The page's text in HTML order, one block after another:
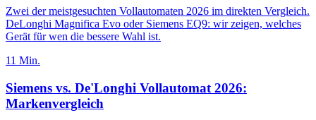
Zwei der meistgesuchten Vollautomaten 2026 im direkten Vergleich.
DeLonghi Magnifica Evo oder Siemens EQ9: wir zeigen, welches
Gerät für wen die bessere Wahl ist.
11 Min.
Siemens vs. De'Longhi Vollautomat 2026:
Markenvergleich